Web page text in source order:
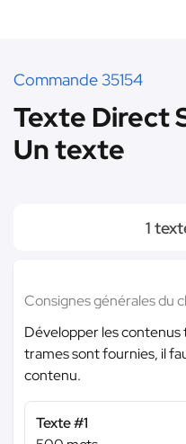
Commande 35154
Texte Direct
Un texte
1
Consignes générales du
Développer les contenus
trames sont fournies, il
contenu.
Texte #1